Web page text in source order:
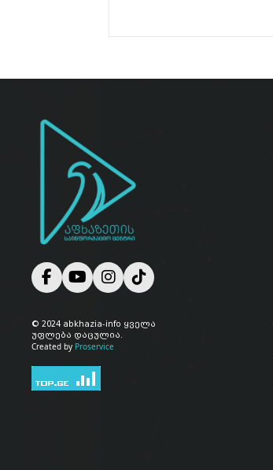
© 2024 abkhazia-info ყველა
უფლება დაცულია.
Created by Proservice